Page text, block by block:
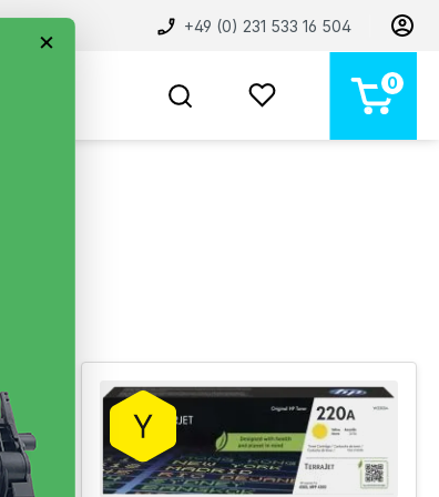
+49 (0) 231 533 16 504
0
STORE
×